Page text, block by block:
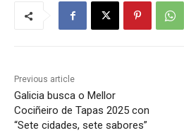
Previous article
Galicia busca o Mellor
Cociñeiro de Tapas 2025 con
“Sete cidades, sete sabores”